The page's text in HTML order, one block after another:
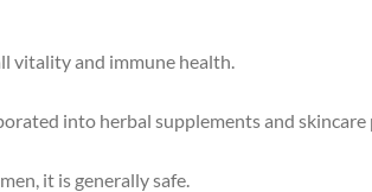
vitality and immune health.
into herbal supplements and skincare
it is generally safe.